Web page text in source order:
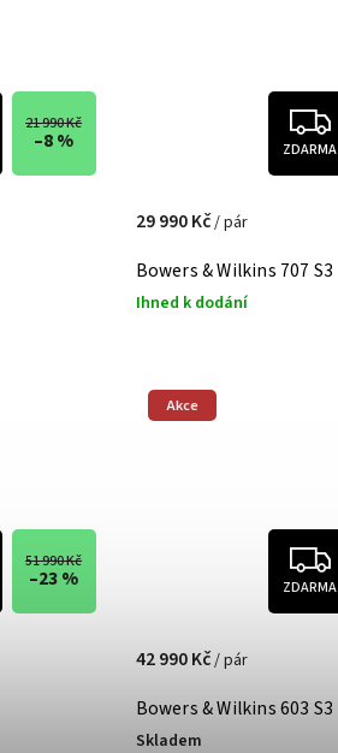
21 990 Kč
–8 % ZDARMA
Bowers & Wilkins 707 S3
Ihned k dodání
29 990 Kč/ pár
51 990 Kč
–23 %
Akce
ZDARMA
Bowers & Wilkins 603 S3
Skladem
42 990 Kč/ pár